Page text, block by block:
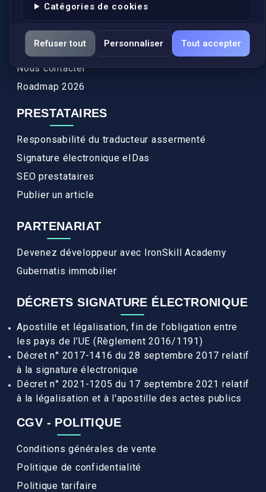
Catégories de cookies
Refuser tout Personnaliser Tout accepter
Actualités
Services
FAQ
Nous contacter
Roadmap 2026
PRESTATAIRES
Responsabilité du traducteur assermenté
Signature électronique eIDas
SEO prestataires
Publier un article
PARTENARIAT
Devenez développeur avec IronSkill Academy
Gubernatis immobilier
DÉCRETS SIGNATURE ÉLECTRONIQUE
Apostille et légalisation, fin de l'obligation entre
les pays de l’UE (Règlement 2016/1191)
Décret n° 2017-1416 du 28 septembre 2017 relatif
à la signature électronique
Décret n° 2021-1205 du 17 septembre 2021 relatif
à la légalisation et à l'apostille des actes publics
CGV - POLITIQUE
Conditions générales de vente
Politique de confidentialité
Politique tarifaire